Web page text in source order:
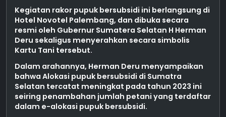
Kegiatan rakor pupuk bersubsidi ini berlangsung di
Hotel Novotel Palembang, dan dibuka secara
resmi oleh Gubernur Sumatera Selatan H Herman
Deru sekaligus menyerahkan secara simbolis
Kartu Tani tersebut.
Dalam arahannya, Herman Deru menyampaikan
bahwa Alokasi pupuk bersubsidi di Sumatra
Selatan tercatat meningkat pada tahun 2023 ini
seiring penambahan jumlah petani yang terdaftar
dalam e-alokasi pupuk bersubsidi.